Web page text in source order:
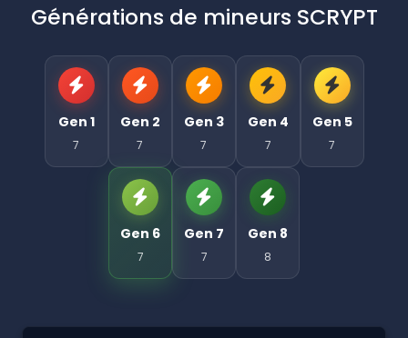
Générations de mineurs SCRYPT
Gen 1
7
Gen 2
7
Gen 3
7
Gen 4
7
Gen 5
7
Gen 6
7
Gen 7
7
Gen 8
8